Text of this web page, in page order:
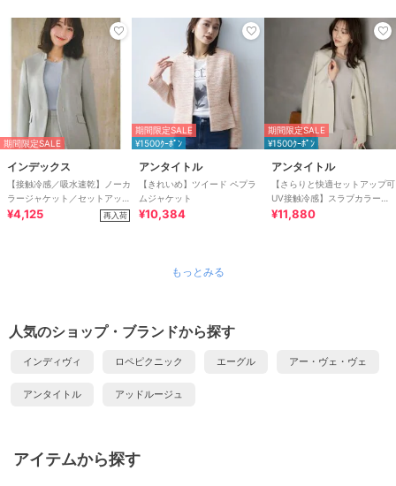
期間限定SALE
インデックス
【接触冷感／吸水速乾】ノーカ
ラージャケット／セットアップ
対応可《洗える／防シワ／スト
¥4,125 再入荷
期間限定SALE
¥1500ｸｰﾎﾟﾝ
アンタイトル
【きれいめ】ツイード ペプラ
ムジャケット
¥10,384
期間限定SALE
¥1500ｸｰﾎﾟﾝ
アンタイトル
【さらりと快適セットアップ可
UV接触冷感】スラブカラーレ
スジャケット
¥11,880
もっとみる
人気のショップ・ブランドから探す
インディヴィ ロペピクニック エーグル アー・ヴェ・ヴェ
アンタイトル アッドルージュ
アイテムから探す